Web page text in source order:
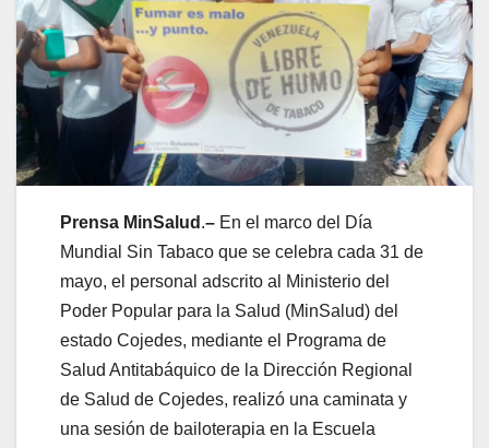
‎Prensa MinSalud .– En el marco del Día
Mundial Sin Tabaco que se celebra cada 31 de
mayo, el personal adscrito al Ministerio del
Poder Popular para la Salud (MinSalud) del
estado Cojedes, mediante el Programa de
Salud Antitabáquico de la Dirección Regional
de Salud de Cojedes, realizó una caminata y
una sesión de bailoterapia en la Escuela